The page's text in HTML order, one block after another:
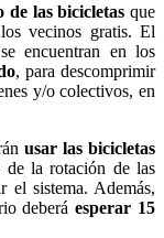
de las bicicletas que
vecinos gratis. El
encuentran en los
, para descomprimir
y/o colectivos, en
usar las bicicletas
la rotación de las
el sistema. Además,
deberáesperar 15